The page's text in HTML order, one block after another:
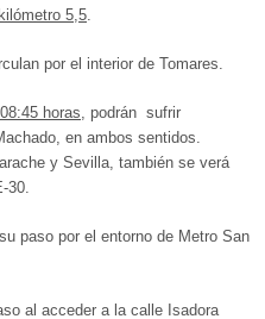
5,5.
por el interior de Tomares.
horas, podrán sufrir
en ambos sentidos.
y Sevilla, también se verá
30.
paso por el entorno de Metro San
al acceder a la calle Isadora